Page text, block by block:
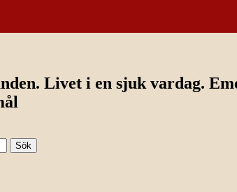
Livet i en sjuk vardag.